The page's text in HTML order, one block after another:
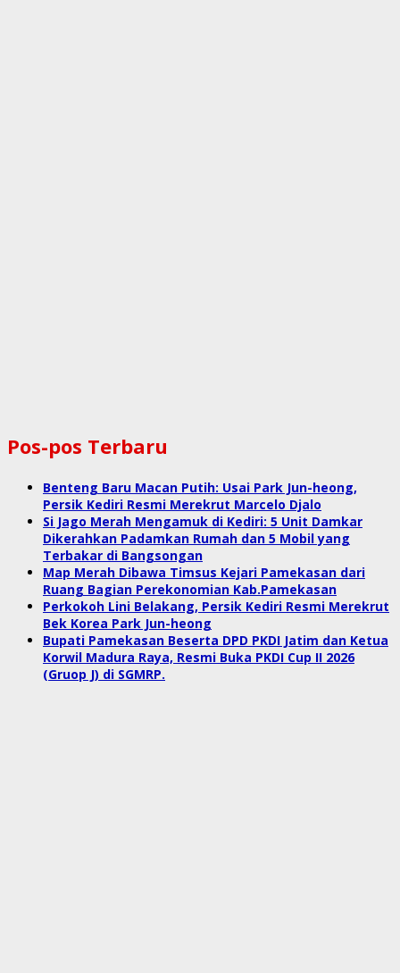
Pos-pos Terbaru
Benteng Baru Macan Putih: Usai Park Jun-heong,
Persik Kediri Resmi Merekrut Marcelo Djalo
Si Jago Merah Mengamuk di Kediri: 5 Unit Damkar
Dikerahkan Padamkan Rumah dan 5 Mobil yang
Terbakar di Bangsongan
Map Merah Dibawa Timsus Kejari Pamekasan dari
Ruang Bagian Perekonomian Kab.Pamekasan
Perkokoh Lini Belakang, Persik Kediri Resmi Merekrut
Bek Korea Park Jun-heong
Bupati Pamekasan Beserta DPD PKDI Jatim dan Ketua
Korwil Madura Raya, Resmi Buka PKDI Cup II 2026
(Gruop J) di SGMRP.